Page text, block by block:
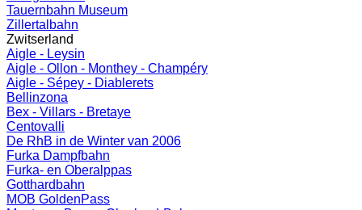
Tauernbahn Museum
Zillertalbahn
Zwitserland
Aigle - Leysin
Aigle - Ollon - Monthey - Champéry
Aigle - Sépey - Diablerets
Bellinzona
Bex - Villars - Bretaye
Centovalli
De RhB in de Winter van 2006
Furka Dampfbahn
Furka- en Oberalppas
Gotthardbahn
MOB GoldenPass